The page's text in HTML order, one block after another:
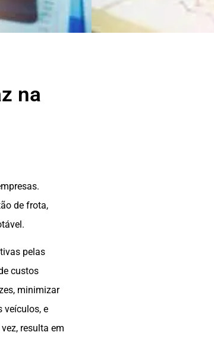
na
de frota,
pelas
custos
minimizar
veículos, e
resulta em